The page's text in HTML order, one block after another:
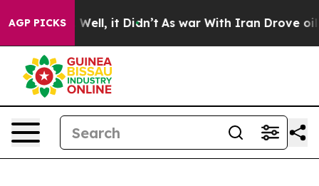
AGP PICKS
40%. Well, it Didn’t As war With Iran Drove oil